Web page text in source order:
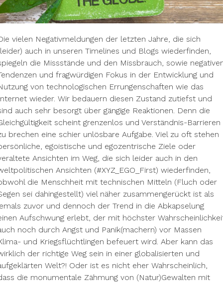
vielen Negativmeldungen der letzten Jahre, die sich
auch in unseren Timelines und Blogs wiederfinden,
die Missstände und den Missbrauch, sowie
und fragwürdigen Fokus in der Entwicklung und
von technologischen Errungenschaften wie das
wieder. Wir bedauern diesen Zustand zutiefst und
auch sehr besorgt über gängige Reaktionen. Denn die
scheint grenzenlos und Verständnis-Barrieren
brechen eine schier unlösbare Aufgabe. Viel zu oft stehen
egoistische und egozentrische Ziele oder
Ansichten im Weg, die sich leider auch in den
Ansichten (#XYZ_EGO_First) wiederfinden,
die Menschheit mit technischen Mitteln (Fluch oder
sei dahingestellt) viel näher zusammengerückt ist als
zuvor und dennoch der Trend in die Abkapselung
Aufschwung erlebt, der mit höchster
noch durch Angst und Panik(machern) vor Massen
und Kriegsflüchtlingen befeuert wird. Aber kann das
der richtige Weg sein in einer globalisierten und
Welt?! Oder ist es nicht eher Wahrscheinlich,
die monumentale Zähmung von (Natur)Gewalten mit